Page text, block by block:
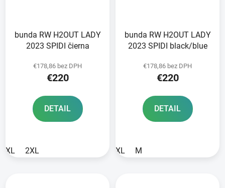
bunda RW H2OUT LADY
2023 SPIDI čierna
€178,86 bez DPH
€220
DETAIL
XL 2XL
bunda RW H2OUT LADY
2023 SPIDI black/blue
€178,86 bez DPH
€220
DETAIL
XL M